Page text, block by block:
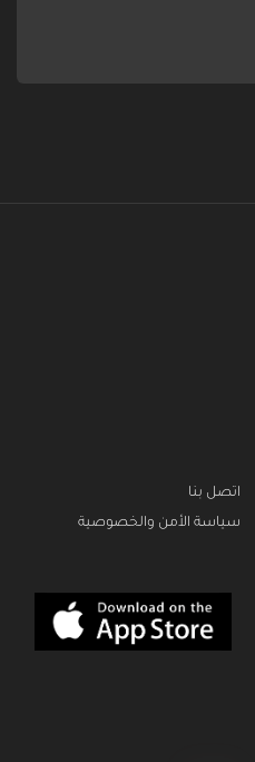
اتصل بنا
سياسة الأمن والخصوصية